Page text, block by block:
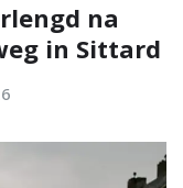
na
in Sittard